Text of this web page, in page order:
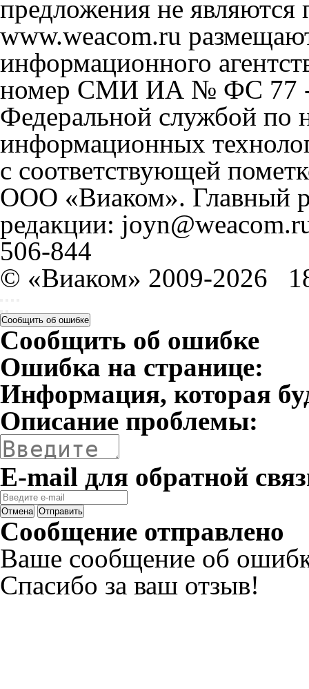
предложения не
www.weacom.ru
информационного
номер СМИ ИА № ФС 77 -
Федеральной службой по
информационных
с соответствующей
ООО «Виаком». Главный
редакции:
506-844
© «Виаком» 2009-2026
Сообщить об ошибке
Сообщить об ошибке
Ошибка на странице:
Информация, которая
Описание проблемы:
E-mail для обратной
Отмена Отправить
Сообщение отправлено
Ваше сообщение об
Спасибо за ваш отзыв!